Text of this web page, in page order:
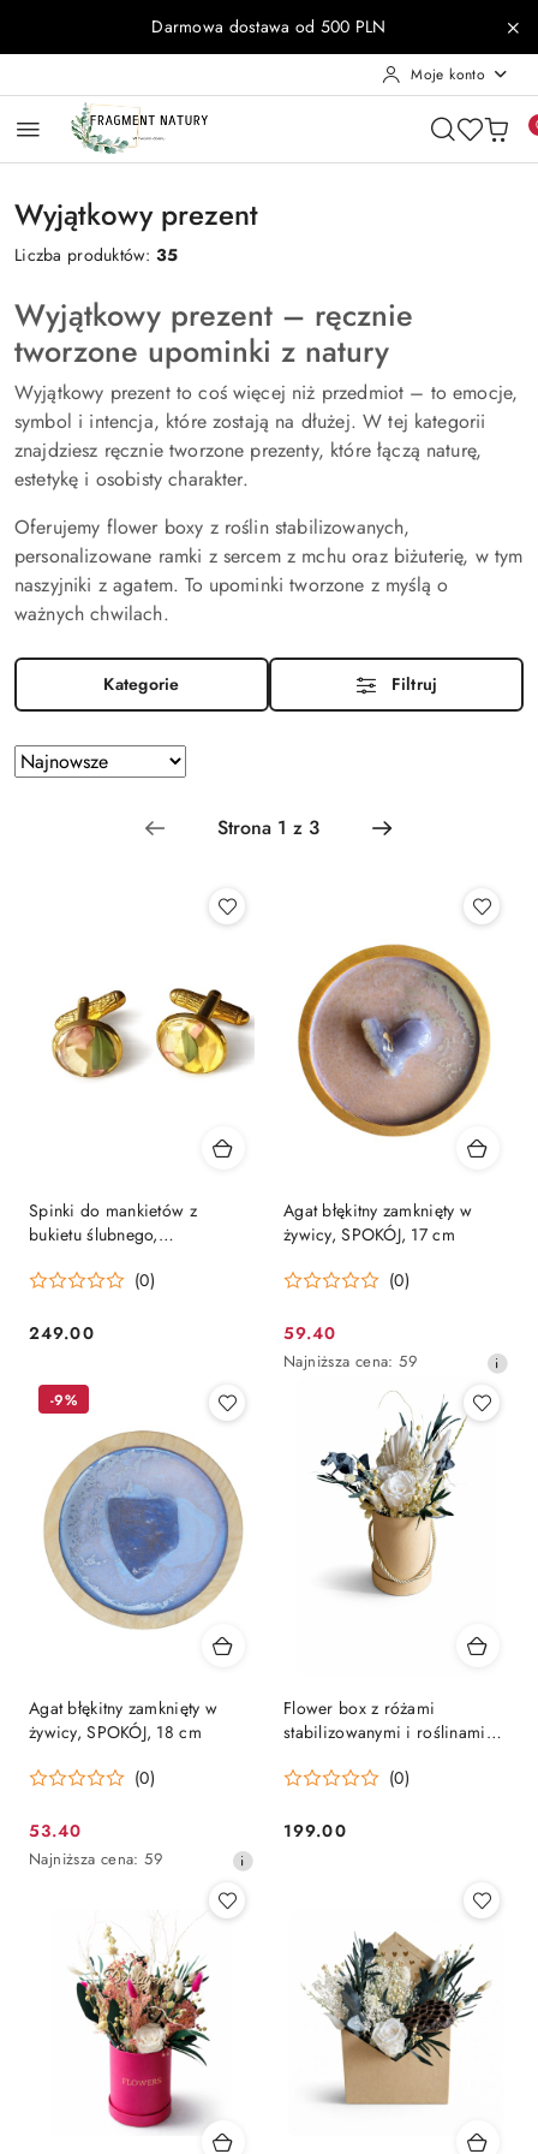
Przejdź do treści głównej
Przejdź do wyszukiwarki
Przejdź do moje konto
Przejdź do menu głównego
Przejdź do stopkiDarmowa dostawa od 500 PLN
Moje konto
Wyjątkowy prezent
Liczba produktów:35
Wyjątkowy prezent – ręcznie
tworzone upominki z natury
Wyjątkowy prezent to coś więcej niż przedmiot – to emocje,
symbol i intencja, które zostają na dłużej. W tej kategorii
znajdziesz ręcznie tworzone prezenty, które łączą naturę,
estetykę i osobisty charakter.
Oferujemy flower boxy z roślin stabilizowanych,
personalizowane ramki z sercem z mchu oraz biżuterię, w tym
naszyjniki z agatem. To upominki tworzone z myślą o
ważnych chwilach.
Kategorie Filtruj
Zastosowano
sortowanie:
Sortuj
według
Spinki do mankietów z
bukietu ślubnego,
(0)
Cena:
249.00
Agat błękitny zamknięty w
żywicy, SPOKÓJ, 17 cm
(0)
Cena
promocyjna:
59.40
Najniższa
przed
obniżką
Najniższa cena: 59
Agat błękitny zamknięty w
żywicy, SPOKÓJ, 18 cm
(0)
Cena
promocyjna:
53.40
Najniższa
obniżką
Najniższa cena: 59
-9%
Flower box z różami
stabilizowanymi i roślinami
(0)
Cena:
199.00